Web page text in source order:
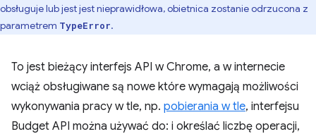
obsługuje lub jest jest nieprawidłowa, obietnica zostanie odrzucona z
parametrem TypeError.
To jest bieżący interfejs API w Chrome, a w internecie
wciąż obsługiwane są nowe które wymagają możliwości
wykonywania pracy w tle, np. pobierania w tle, interfejsu
Budget API można używać do: i określać liczbę operacji,